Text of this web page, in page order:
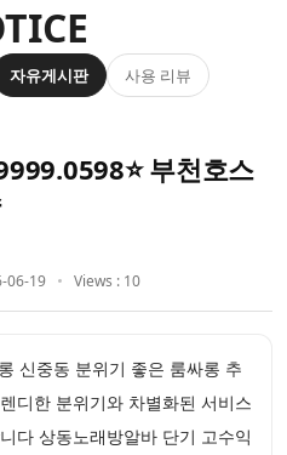
자유게시판 사용 리뷰
부천호스
06-19 Views : 10
신중동 분위기 좋은 룸싸롱 추
디한 분위기와 차별화된 서비스
다 상동노래방알바 단기 고수익